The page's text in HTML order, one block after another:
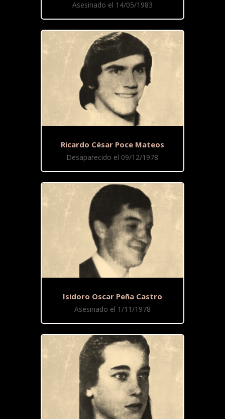
Asesinado el 14/05/1983
Ricardo César Poce Mateos
Desaparecido el 09/12/1978
Isidoro Oscar Peña Castro
Asesinado el 1/11/1978